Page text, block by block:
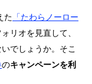
た 「たわらノーロー
リオを見直して、
でしょうか。そこ
のキャンペーンを利